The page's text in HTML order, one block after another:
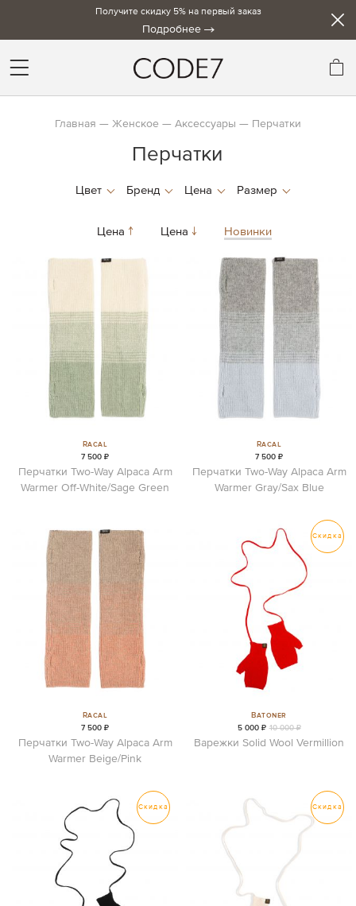
Получите скидку 5% на первый заказ
Подробнее
Главная Женское Аксессуары Перчатки
Перчатки
Цена Цена Новинки
Racal
7 500 ₽
Перчатки Two-Way Alpaca Arm
Warmer Off-White/Sage Green
Racal
7 500 ₽
Перчатки Two-Way Alpaca Arm
Warmer Gray/Sax Blue
Racal
7 500 ₽
Перчатки Two-Way Alpaca Arm
Warmer Beige/Pink
Скидка
Batoner
5 000 ₽ 10 000 ₽
Варежки Solid Wool Vermillion
Скидка Скидка